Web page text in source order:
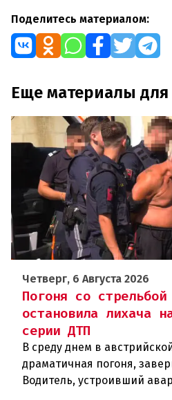
Поделитесь материалом:
Еще материалы для
Четверг, 6 Августа 2026
Погоня со
остановила лихача
серии ДТП
В среду днем в
драматичная погоня,
Водитель, устроивший